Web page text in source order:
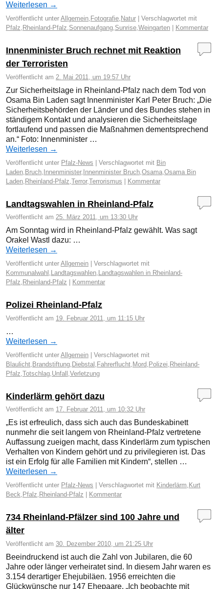
Weiterlesen →
Veröffentlicht unter Allgemein, Fotografie, Natur
Verschlagwortet mit
Pfalz, Rheinland-Pfalz,Sonnenaufgang,Sunrise,Weingarten Kommentar
Innenminister Bruch rechnet mit Reaktion
der Terroristen
Veröffentlicht am 2. Mai 2011, um 19:57 Uhr
Zur Sicherheitslage in Rheinland-Pfalz nach dem Tod von
Osama Bin Laden sagt Innenminister Karl Peter Bruch: „Die
Sicherheitsbehörden der Länder und des Bundes stehen in
ständigem Kontakt und analysieren die Sicherheitslage
fortlaufend und passen die Maßnahmen dementsprechend
an.“ Foto: Innenminister …
Weiterlesen →
Veröffentlicht unter Pfalz-News | Verschlagwortet mit Bin
Laden Bruch Innenminister, Innenminister Bruch Osama Osama Bin
Laden Rheinland-Pfalz Terror, Terrorismus | Kommentar
Landtagswahlen in Rheinland-Pfalz
Veröffentlicht am 25. März 2011, um 13:30 Uhr
Am Sonntag wird in Rheinland-Pfalz gewählt. Was sagt
Orakel Wastl dazu: …
Weiterlesen →
Veröffentlicht unter Allgemein
Verschlagwortet mit
Kommunalwahl , Landtagswahlen, Landtagswahlen in Rheinland-
Pfalz, Rheinland-Pfalz Kommentar
Polizei Rheinland-Pfalz
Veröffentlicht am 19. Februar 2011, um 11:15 Uhr
…
Weiterlesen →
Veröffentlicht unter Allgemein
Verschlagwortet mit
Blaulicht Brandstiftung Diebstal Fahrerflucht Mord Polizei Rheinland-
Pfalz Totschlag Unfall Verletzung
Kinderlärm gehört dazu
Veröffentlicht am 17. Februar 2011, um 10:32 Uhr
„Es ist erfreulich, dass sich auch das Bundeskabinett
nunmehr die seit langem von Rheinland-Pfalz vertretene
Auffassung zueigen macht, dass Kinderlärm zum typischen
Verhalten von Kindern gehört und zu privilegieren ist. Das
ist ein Erfolg für alle Familien mit Kindern“, stellen …
Weiterlesen →
Veröffentlicht unter Pfalz-News Verschlagwortet mit Kinderlärm, Kurt
Beck, Pfalz, Rheinland-Pfalz Kommentar
734 Rheinland-Pfälzer sind 100 Jahre und
älter
Veröffentlicht am 30. Dezember 2010, um 21:25 Uhr
Beeindruckend ist auch die Zahl von Jubilaren, die 60
Jahre oder länger verheiratet sind. In diesem Jahr waren es
3.154 derartiger Ehejubiläen. 1956 erreichten die
Glückwünsche nur 147 Ehepaare. „Ich beobachte mit